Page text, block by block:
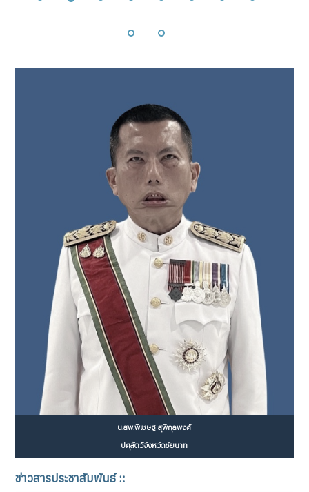
น.สพ.พิเชษฐ สุพิกุลพงศ์
ปศุสัตว์จังหวัดชัยนาท
ข่าวสารประชาสัมพันธ์ ::